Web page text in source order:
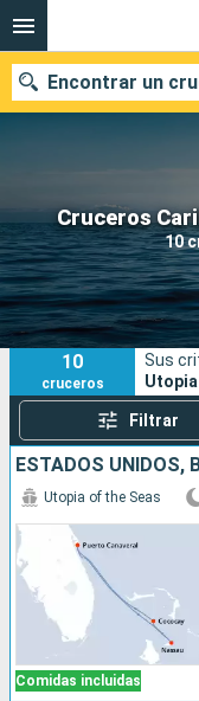
Cruceros
10
Encontrar un
Nuestros destinos
Fecha de salida
Puertos
10
cruceros
Sus
Filtrar
ESTADOS UNIDOS,
Comidas incluidas
Utopia of the Seas